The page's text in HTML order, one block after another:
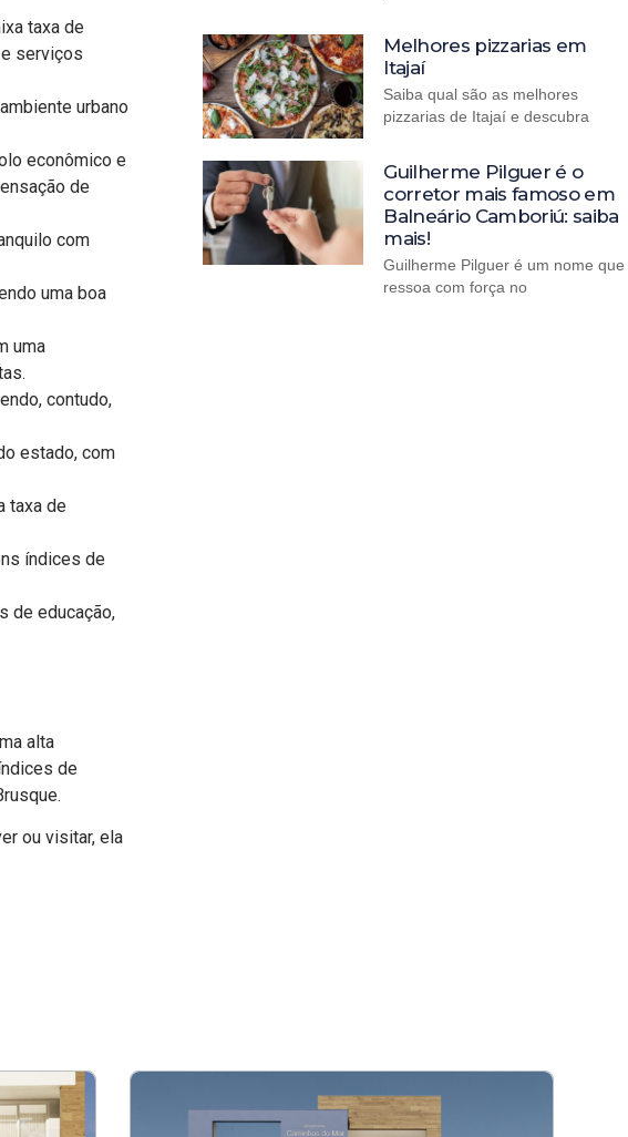
taxa de
serviços
urbano
econômico e
de
com
uma boa
uma
contudo,
estado, com
taxa de
índices de
de educação,
alta
de
ou visitar, ela
Melhores pizzarias em
Itajaí
Saiba qual são as melhores
pizzarias de Itajaí e descubra
Guilherme Pilguer é o
corretor mais famoso em
Balneário Camboriú: saiba
mais!
Guilherme Pilguer é um nome que
ressoa com força no